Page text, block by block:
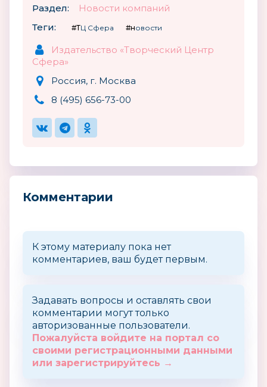
Раздел:
Новости компаний
Теги:
#ТЦ Сфера #новости
Издательство «Творческий Центр
Сфера»
Россия, г. Москва
8 (495) 656-73-00
Комментарии
К этому материалу пока нет
комментариев, ваш будет первым.
Задавать вопросы и оставлять свои
комментарии могут только
авторизованные пользователи.
Пожалуйста войдите на портал со
своими регистрационными данными
или зарегистрируйтесь →